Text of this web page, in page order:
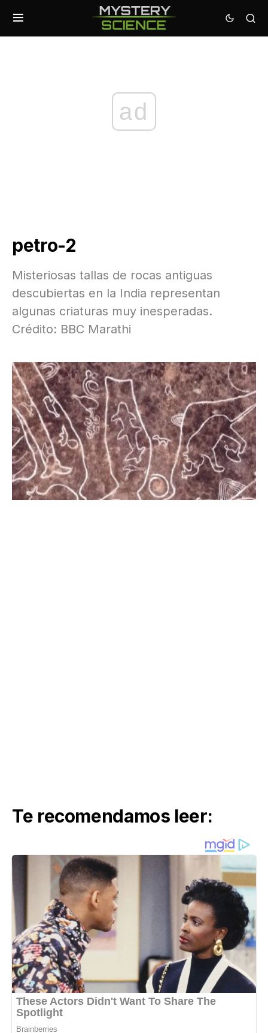
ad
petro-2
Misteriosas tallas de rocas antiguas
descubiertas en la India representan
algunas criaturas muy inesperadas.
Crédito: BBC Marathi
Te recomendamos leer: